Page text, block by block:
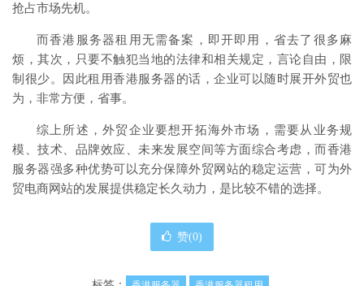
抢占市场先机。
而香港服务器租用无需备案，即开即用，省去了很多麻
烦，其次，只要不触犯当地的法律和相关规定，言论自由，限
制很少。因此租用香港服务器的话，企业可以随时展开外贸也
为，非常方便，省事。
综上所述，外贸企业要想开拓海外市场，需要从业务规
模、技术、品牌效应、未来发展空间等方面综合考虑，而香港
服务器强多种优势可以充分保障外贸网站的稳定运营，可为外
贸电商网站的发展提供稳定长久动力，是比较不错的选择。
赞(0)